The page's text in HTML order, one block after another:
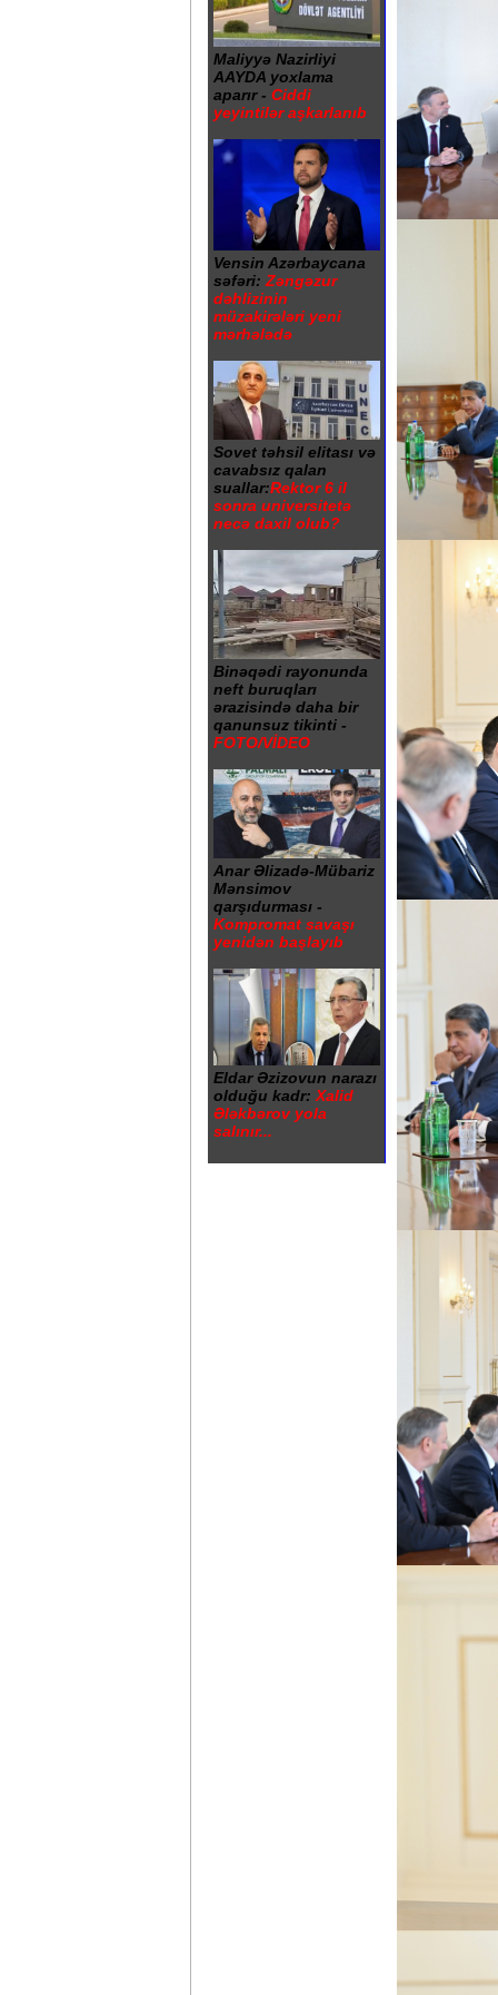
Maliyyə Nazirliyi
AAYDA yoxlama
aparır - Ciddi
yeyintilər aşkarlanıb
Vensin Azərbaycana
səfəri: Zəngəzur
dəhlizinin
müzakirələri yeni
mərhələdə
Sovet təhsil elitası və
cavabsız qalan
suallar:Rektor 6 il
sonra universitetə
necə daxil olub?
Binəqədi rayonunda
neft buruqları
ərazisində daha bir
qanunsuz tikinti -
FOTO/VİDEO
Anar Əlizadə-Mübariz
Mənsimov
qarşıdurması -
Kompromat savaşı
yenidən başlayıb
Eldar Əzizovun narazı
olduğu kadr: Xalid
Ələkbərov yola
salınır...